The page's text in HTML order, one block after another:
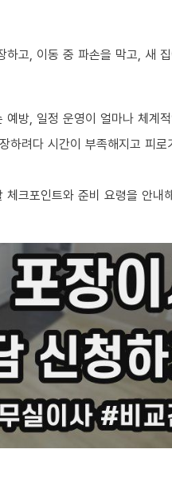
고, 이동 중 파손을 막고, 새
방, 일정 운영이 얼마나 체계
하려다 시간이 부족해지고 피
크포인트와 준비 요령을 안내